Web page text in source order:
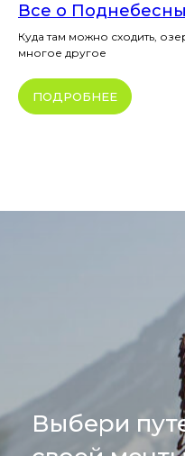
Все о
Куда там можно сходить,
многое другое
ПОДРОБНЕЕ
Выбери